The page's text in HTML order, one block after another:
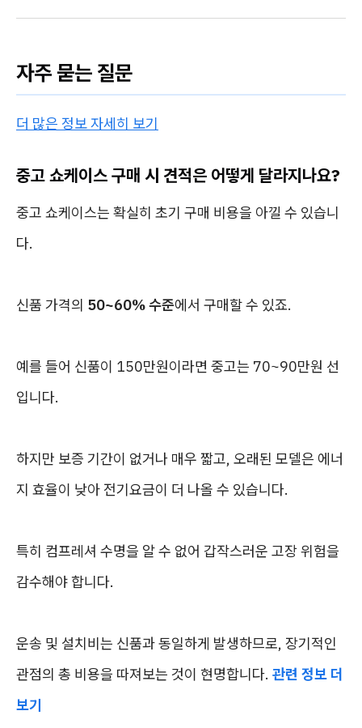
자주 묻는 질문
더 많은 정보 자세히 보기
중고 쇼케이스 구매 시 견적은 어떻게 달라지나요?
중고 쇼케이스는 확실히 초기 구매 비용을 아낄 수 있습니
다.
신품 가격의 50~60% 수준에서 구매할 수 있죠.
예를 들어 신품이 150만원이라면 중고는 70~90만원 선
입니다.
하지만 보증 기간이 없거나 매우 짧고, 오래된 모델은 에너
지 효율이 낮아 전기요금이 더 나올 수 있습니다.
특히 컴프레셔 수명을 알 수 없어 갑작스러운 고장 위험을
감수해야 합니다.
운송 및 설치비는 신품과 동일하게 발생하므로, 장기적인
관점의 총 비용을 따져보는 것이 현명합니다. 관련 정보 더
보기